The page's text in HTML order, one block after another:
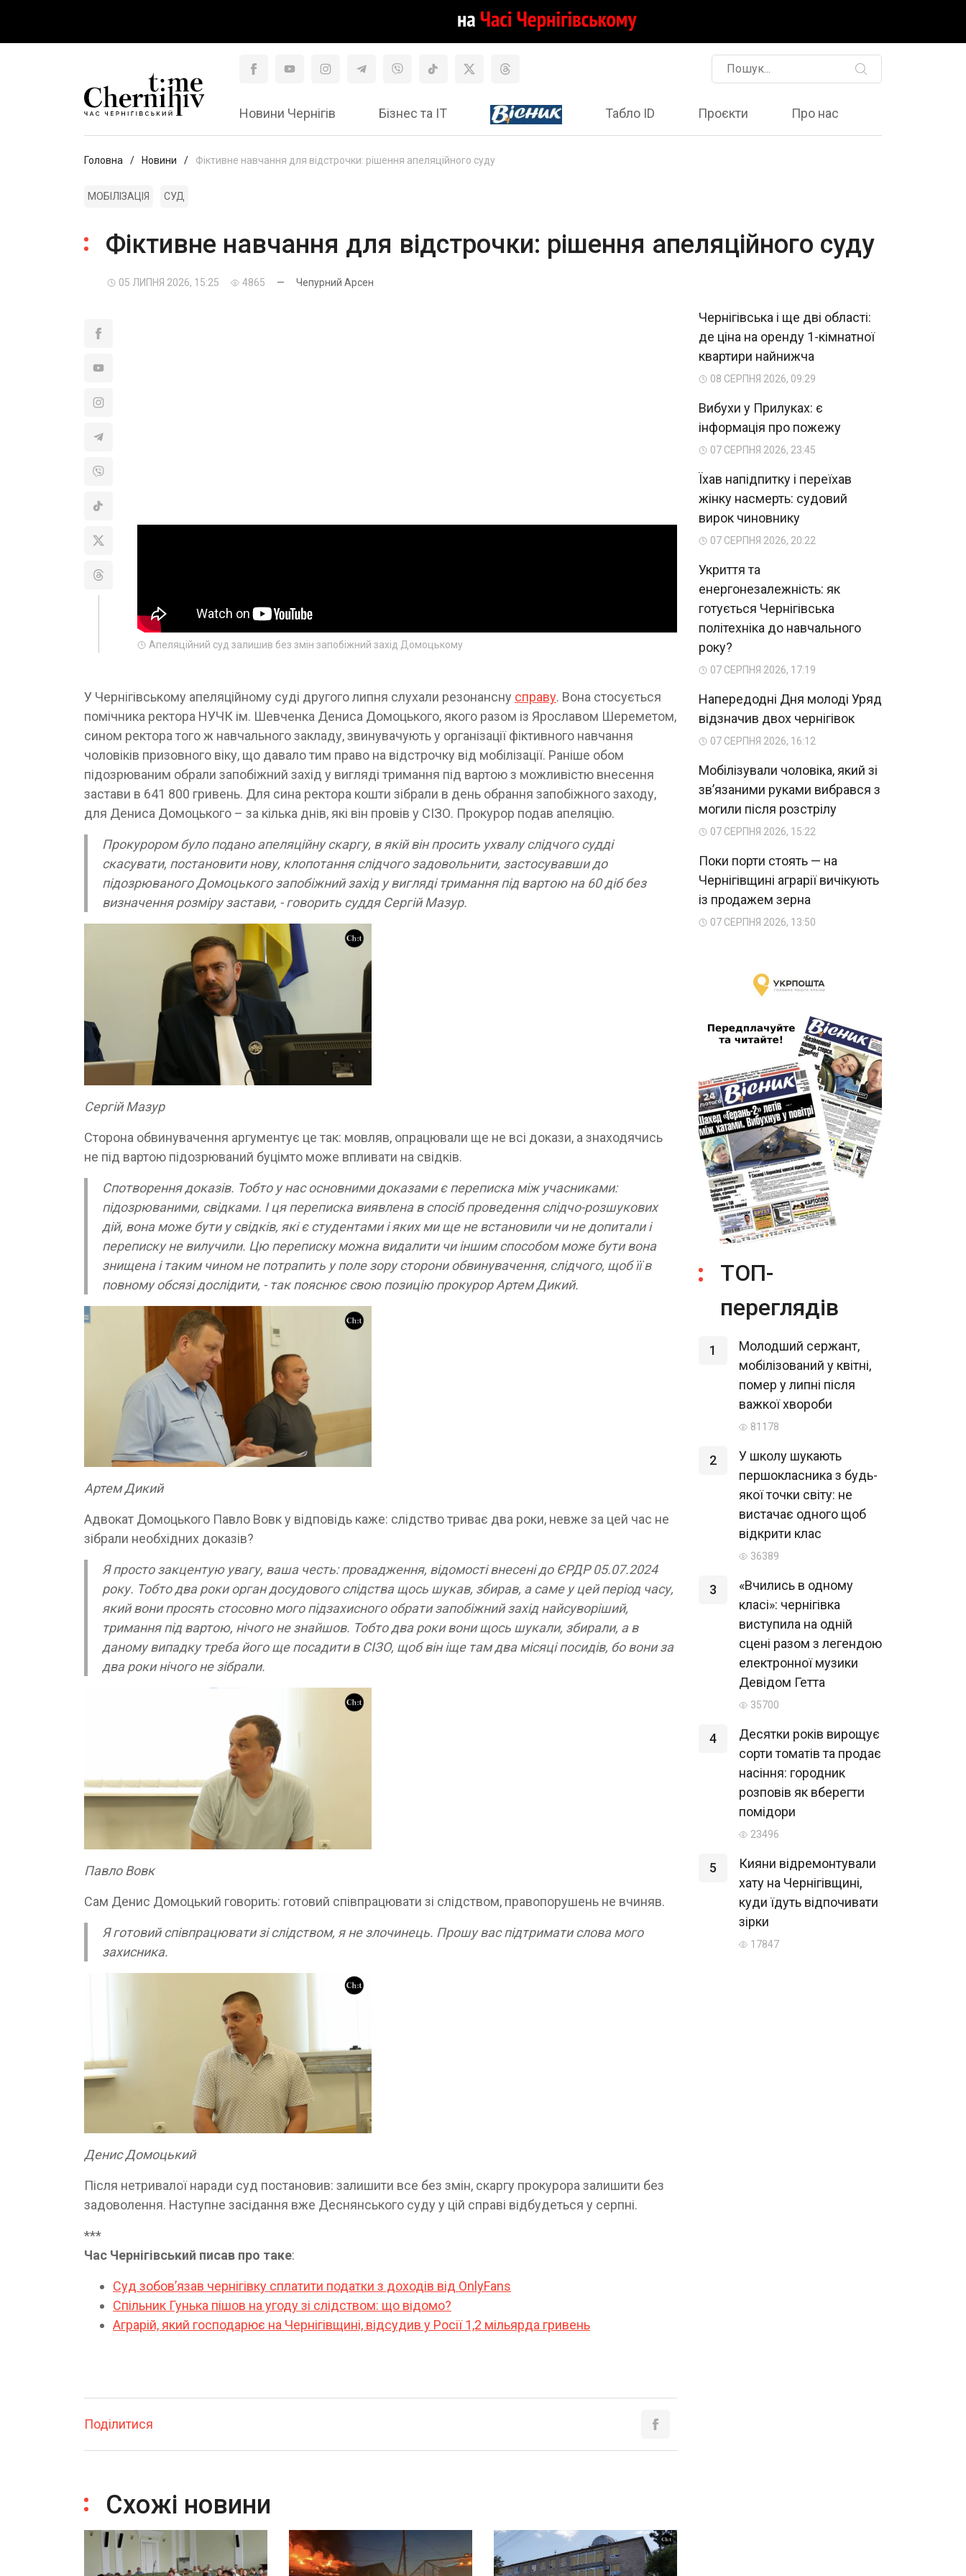
Новини Чернігів Бізнес та ІТ Табло ID Проєкти Про нас
Головна Новини Фіктивне навчання для відстрочки: рішення апеляційного суду
МОБІЛІЗАЦІЯ СУД
Фіктивне навчання для відстрочки: рішення апеляційного суду
05 ЛИПНЯ 2026, 15:25 4865 — Чепурний Арсен
Апеляційний суд залишив без змін запобіжний захід Домоцькому
У Чернігівському апеляційному суді другого липня слухали резонансну справу. Вона стосується
помічника ректора НУЧК ім. Шевченка Дениса Домоцького, якого разом із Ярославом Шереметом,
сином ректора того ж навчального закладу, звинувачують у організації фіктивного навчання
чоловіків призовного віку, що давало тим право на відстрочку від мобілізації. Раніше обом
підозрюваним обрали запобіжний захід у вигляді тримання під вартою з можливістю внесення
застави в 641 800 гривень. Для сина ректора кошти зібрали в день обрання запобіжного заходу,
для Дениса Домоцького – за кілька днів, які він провів у СІЗО. Прокурор подав апеляцію.
Прокурором було подано апеляційну скаргу, в якій він просить ухвалу слідчого судді
скасувати, постановити нову, клопотання слідчого задовольнити, застосувавши до
підозрюваного Домоцького запобіжний захід у вигляді тримання під вартою на 60 діб без
визначення розміру застави, - говорить суддя Сергій Мазур.
Сергій Мазур
Сторона обвинувачення аргументує це так: мовляв, опрацювали ще не всі докази, а знаходячись
не під вартою підозрюваний буцімто може впливати на свідків.
Спотворення доказів. Тобто у нас основними доказами є переписка між учасниками:
підозрюваними, свідками. І ця переписка виявлена в спосіб проведення слідчо-розшукових
дій, вона може бути у свідків, які є студентами і яких ми ще не встановили чи не допитали і
переписку не вилучили. Цю переписку можна видалити чи іншим способом може бути вона
знищена і таким чином не потрапить у поле зору сторони обвинувачення, слідчого, щоб її в
повному обсязі дослідити, - так пояснює свою позицію прокурор Артем Дикий.
Артем Дикий
Адвокат Домоцького Павло Вовк у відповідь каже: слідство триває два роки, невже за цей час не
зібрали необхідних доказів?
Я просто закцентую увагу, ваша честь: провадження, відомості внесені до ЄРДР 05.07.2024
року. Тобто два роки орган досудового слідства щось шукав, збирав, а саме у цей період часу,
який вони просять стосовно мого підзахисного обрати запобіжний захід найсуворіший,
тримання під вартою, нічого не знайшов. Тобто два роки вони щось шукали, збирали, а в
даному випадку треба його ще посадити в СІЗО, щоб він іще там два місяці посидів, бо вони за
два роки нічого не зібрали.
Павло Вовк
Сам Денис Домоцький говорить: готовий співпрацювати зі слідством, правопорушень не вчиняв.
Я готовий співпрацювати зі слідством, я не злочинець. Прошу вас підтримати слова мого
захисника.
Денис Домоцький
Після нетривалої наради суд постановив: залишити все без змін, скаргу прокурора залишити без
задоволення. Наступне засідання вже Деснянського суду у цій справі відбудеться у серпні.
***
Час Чернігівський писав про таке:
Суд зобов’язав чернігівку сплатити податки з доходів від OnlyFans
Спільник Гунька пішов на угоду зі слідством: що відомо?
Аграрій, який господарює на Чернігівщині, відсудив у Росії 1,2 мільярда гривень
Поділитися
Схожі новини
Чернігівська і ще дві області:
де ціна на оренду 1-кімнатної
квартири найнижча
08 СЕРПНЯ 2026, 09:29
Вибухи у Прилуках: є
інформація про пожежу
07 СЕРПНЯ 2026, 23:45
Їхав напідпитку і переїхав
жінку насмерть: судовий
вирок чиновнику
07 СЕРПНЯ 2026, 20:22
Укриття та
енергонезалежність: як
готується Чернігівська
політехніка до навчального
року?
07 СЕРПНЯ 2026, 17:19
Напередодні Дня молоді Уряд
відзначив двох чернігівок
07 СЕРПНЯ 2026, 16:12
Мобілізували чоловіка, який зі
зв’язаними руками вибрався з
могили після розстрілу
07 СЕРПНЯ 2026, 15:22
Поки порти стоять — на
Чернігівщині аграрії вичікують
із продажем зерна
07 СЕРПНЯ 2026, 13:50
ТОП-
переглядів
1
Молодший сержант,
мобілізований у квітні,
помер у липні після
важкої хвороби
81178
2
У школу шукають
першокласника з будь-
якої точки світу: не
вистачає одного щоб
відкрити клас
36389
3
«Вчились в одному
класі»: чернігівка
виступила на одній
сцені разом з легендою
електронної музики
Девідом Гетта
35700
4
Десятки років вирощує
сорти томатів та продає
насіння: городник
розповів як вберегти
помідори
23496
5
Кияни відремонтували
хату на Чернігівщині,
куди їдуть відпочивати
зірки
17847